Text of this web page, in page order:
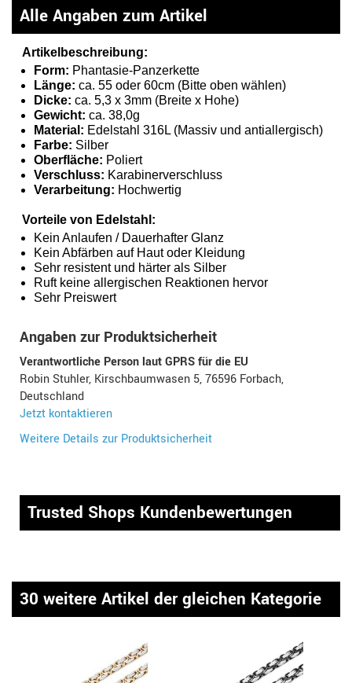
Alle Angaben zum Artikel
Artikelbeschreibung:
Form: Phantasie-Panzerkette
Länge: ca. 55 oder 60cm (Bitte oben wählen)
Dicke: ca. 5,3 x 3mm (Breite x Hohe)
Gewicht: ca. 38,0g
Material: Edelstahl 316L (Massiv und antiallergisch)
Farbe: Silber
Oberfläche: Poliert
Verschluss: Karabinerverschluss
Verarbeitung: Hochwertig
Vorteile von Edelstahl:
Kein Anlaufen / Dauerhafter Glanz
Kein Abfärben auf Haut oder Kleidung
Sehr resistent und härter als Silber
Ruft keine allergischen Reaktionen hervor
Sehr Preiswert
Angaben zur Produktsicherheit
Verantwortliche Person laut GPRS für die EU
Robin Stuhler, Kirschbaumwasen 5, 76596 Forbach,
Deutschland
Jetzt kontaktieren
Weitere Details zur Produktsicherheit
Trusted Shops Kundenbewertungen
30 weitere Artikel der gleichen Kategorie